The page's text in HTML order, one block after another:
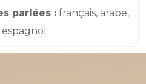
parlées : français, arabe,